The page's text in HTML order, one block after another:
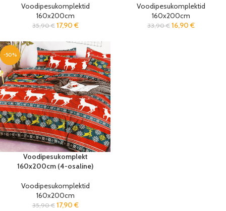
Voodipesukomplektid
160x200cm
35,90€ 17,90 €
Voodipesukomplektid
160x200cm
33,90€ 16,90 €
-50%
Voodipesukomplekt
160x200cm (4-osaline)
Voodipesukomplektid
160x200cm
35,90€ 17,90 €